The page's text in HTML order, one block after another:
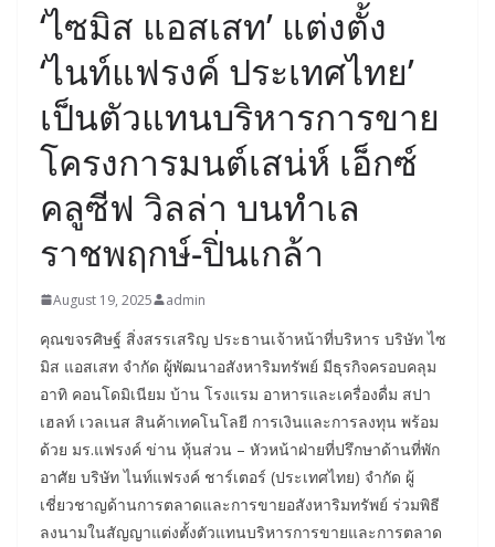
‘ไซมิส แอสเสท’ แต่งตั้ง
‘ไนท์แฟรงค์ ประเทศไทย’
เป็นตัวแทนบริหารการขาย
โครงการมนต์เสน่ห์ เอ็กซ์
คลูซีฟ วิลล่า บนทำเล
ราชพฤกษ์-ปิ่นเกล้า
August 19, 2025 admin
คุณขจรศิษฐ์ สิ่งสรรเสริญ ประธานเจ้าหน้าที่บริหาร บริษัท ไซ
มิส แอสเสท จำกัด ผู้พัฒนาอสังหาริมทรัพย์ มีธุรกิจครอบคลุม
อาทิ คอนโดมิเนียม บ้าน โรงแรม อาหารและเครื่องดื่ม สปา
เฮลท์ เวลเนส สินค้าเทคโนโลยี การเงินและการลงทุน พร้อม
ด้วย มร.แฟรงค์ ข่าน หุ้นส่วน – หัวหน้าฝ่ายที่ปรึกษาด้านที่พัก
อาศัย บริษัท ไนท์แฟรงค์ ชาร์เตอร์ (ประเทศไทย) จำกัด ผู้
เชี่ยวชาญด้านการตลาดและการขายอสังหาริมทรัพย์ ร่วมพิธี
ลงนามในสัญญาแต่งตั้งตัวแทนบริหารการขายและการตลาด